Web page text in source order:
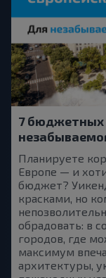
7 бюджетных
Планируете
Европе — и
бюджет?
красками, но
обрадовать: в
городов, где
максимум
архитектуры,